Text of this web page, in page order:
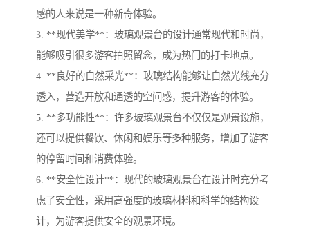
感的人来说是一种新奇体验。
3. **现代美学**：玻璃观景台的设计通常现代和时尚，
能够吸引很多游客拍照留念，成为热门的打卡地点。
4. **良好的自然采光**：玻璃结构能够让自然光线充分
透入，营造开放和通透的空间感，提升游客的体验。
5. **多功能性**：许多玻璃观景台不仅仅是观景设施，
还可以提供餐饮、休闲和娱乐等多种服务，增加了游客
的停留时间和消费体验。
6. **安全性设计**：现代的玻璃观景台在设计时充分考
虑了安全性，采用高强度的玻璃材料和科学的结构设
计，为游客提供安全的观景环境。